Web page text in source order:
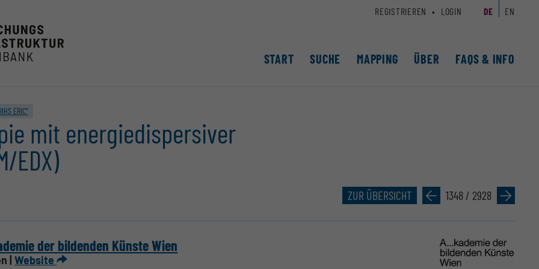
START SUCHE MAPPING ÜBER FAQS & INFO
REGISTRIEREN LOGIN DE EN
ERIC“
mit energiedispersiver
EDX)
ZUR ÜBERSICHT » 1348 / 2928 »
der bildenden Künste Wien
|Website